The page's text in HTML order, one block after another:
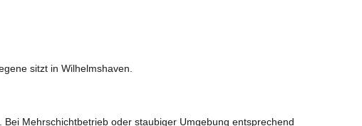
sitzt in Wilhelmshaven.
Mehrschichtbetrieb oder staubiger Umgebung entsprechend